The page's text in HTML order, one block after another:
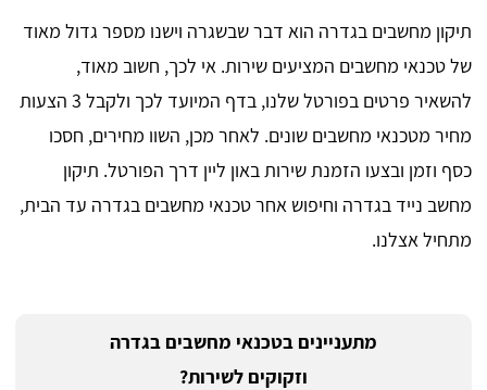
תיקון מחשבים בגדרה הוא דבר שבשגרה וישנו מספר גדול מאוד
של טכנאי מחשבים המציעים שירות. אי לכך, חשוב מאוד,
להשאיר פרטים בפורטל שלנו, בדף המיועד לכך ולקבל 3 הצעות
מחיר מטכנאי מחשבים שונים. לאחר מכן, השוו מחירים, חסכו
כסף וזמן ובצעו הזמנת שירות באון ליין דרך הפורטל. תיקון
מחשב נייד בגדרה וחיפוש אחר טכנאי מחשבים בגדרה עד הבית,
מתחיל אצלנו.
מתעניינים בטכנאי מחשבים בגדרה
וזקוקים לשירות?